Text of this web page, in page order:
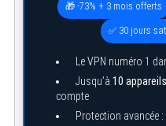
🎁 -73% + 3 mois offerts
✅ 30 jours
Le VPN numéro 1
Jusqu’à 10 appareils
compte
Protection avancée